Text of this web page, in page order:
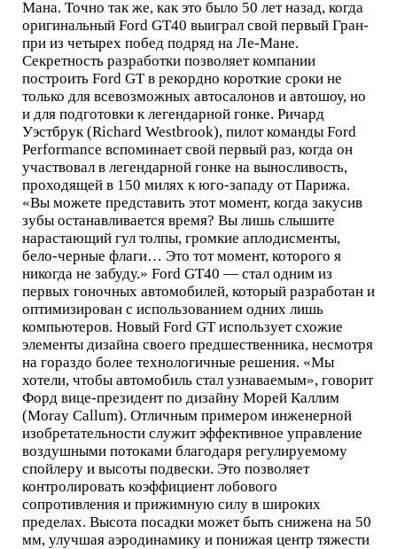
Мана. Точно так же, как это было 50 лет назад, когда
оригинальный Ford GT40 выиграл свой первый Гран-
при из четырех побед подряд на Ле-Мане.
Секретность разработки позволяет компании
построить Ford GT в рекордно короткие сроки не
только для всевозможных автосалонов и автошоу, но
и для подготовки к легендарной гонке. Ричард
Уэстбрук (Richard Westbrook), пилот команды Ford
Performance вспоминает свой первый раз, когда он
участвовал в легендарной гонке на выносливость,
проходящей в 150 милях к юго-западу от Парижа.
«Вы можете представить этот момент, когда закусив
зубы останавливается время? Вы лишь слышите
нарастающий гул толпы, громкие аплодисменты,
бело-черные флаги… Это тот момент, которого я
никогда не забуду.» Ford GT40 — стал одним из
первых гоночных автомобилей, который разработан и
оптимизирован с использованием одних лишь
компьютеров. Новый Ford GT использует схожие
элементы дизайна своего предшественника, несмотря
на гораздо более технологичные решения. «Мы
хотели, чтобы автомобиль стал узнаваемым», говорит
Форд вице-президент по дизайну Морей Каллим
(Moray Callum). Отличным примером инженерной
изобретательности служит эффективное управление
воздушными потоками благодаря регулируемому
спойлеру и высоты подвески. Это позволяет
контролировать коэффициент лобового
сопротивления и прижимную силу в широких
пределах. Высота посадки может быть снижена на 50
мм, улучшая аэродинамику и понижая центр тяжести